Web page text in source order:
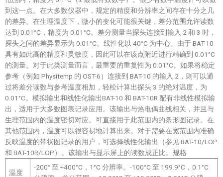
到这一点。在大多数仪器中，规定的精度和分辨率之间存在十分之几
的差异。在生理温度下，微小的变化可能很关键，差分范围允许读数
达到 0.01°C，精度为 0.01°C。差分测量当探头连接到输入 2 和 3 时，
探头之间的差异显示为 0.01°C。线性化以 40°C 为中心。由于 BAT-10
具有如此高的精度和灵敏度，因此可以在该点附近进行精确到 0.01°C
的测量。对于此类测量而言，最重要的重复性为 0.01°C。如果将稳定
参考（例如 Physitemp 的 OST-6）连接到 BAT-10 的输入 2，则可以通
过将差分读数与参考温度相加，轻松计算出探头 3 的绝对温度，为
0.01°C。模拟输出和线性化输出BAT-10 和 BAT-10R 配有非线性模拟输
出，适用于大多数图表记录应用。该输出与热电偶曲线相关，并且与
生理范围内的温度密切对应。可直接用于此范围内的条形图记录。在
其他范围内，温度可以很容易地计算出来。对于需要在宽范围内准确
反映温度的带状图记录的用户，可选择线性化输出（参见 BAT-10/LOP
和 BAT-10R/LOP）。该输出与显示屏上的读数成正比。规格
温度
-200° 至 +400°C，1°C 分辨率。-100°C 至 199.9°C，0.1°C